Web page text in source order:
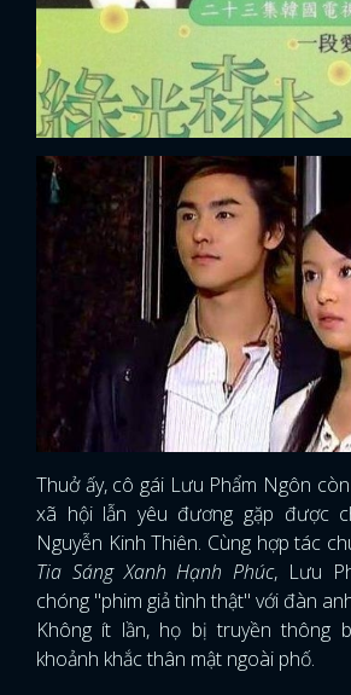
Thuở ấy, cô gái Lưu Phẩm Ngôn
xã hội lẫn yêu đương gặp được
Nguyễn Kinh Thiên. Cùng hợp tác
Tia Sáng Xanh Hạnh Phúc, Lưu
chóng "phim giả tình thật" với đàn
Không ít lần, họ bị truyền thông
khoảnh khắc thân mật ngoài phố.